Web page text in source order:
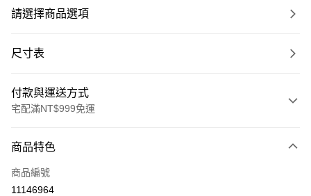
請選擇商品選項
尺寸表
付款與運送方式
宅配滿NT$999免運
信用卡一次付款
LINE Pay
商品特色
商品編號
11146964